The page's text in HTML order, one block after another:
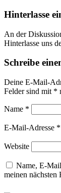
Hinterlasse
An der
Hinterlasse uns
Schreibe
Deine E-Mail-
Felder sind mit *
Name *
E-Mail-Adresse *
Website
Name, E-
meinen nächsten